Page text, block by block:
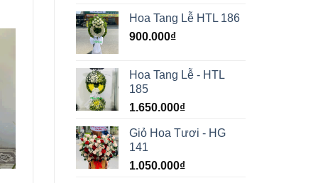
Hoa Tang Lễ HTL 186
900.000₫
Hoa Tang Lễ - HTL
185
1.650.000₫
Giỏ Hoa Tươi - HG
141
1.050.000₫